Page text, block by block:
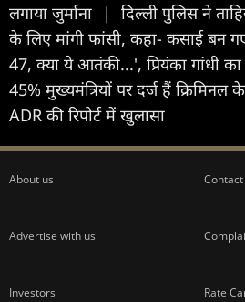
लगाया जुर्माना
|
दिल्ली पुलिस ने
के लिए मांगी फांसी, कहा- कसाई बन
47, क्या ये आतंकी...', प्रियंका गांधी का
45% मुख्यमंत्रियों पर दर्ज हैं
ADR की रिपोर्ट में खुलासा
About us Contact
Advertise with us
Investors Rate